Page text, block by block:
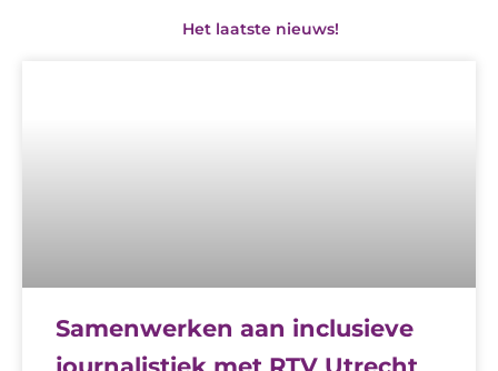
Het laatste nieuws!
Samenwerken aan inclusieve